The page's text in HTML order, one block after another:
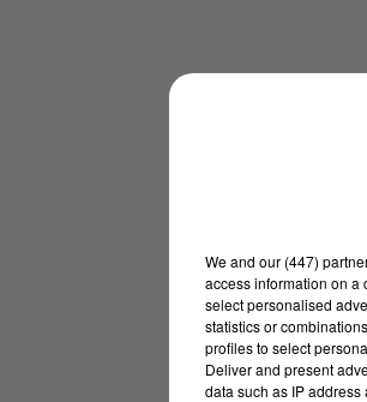
We and our (447)
access information on a
select personalised
statistics or
profiles to select
Deliver and present
data such as IP